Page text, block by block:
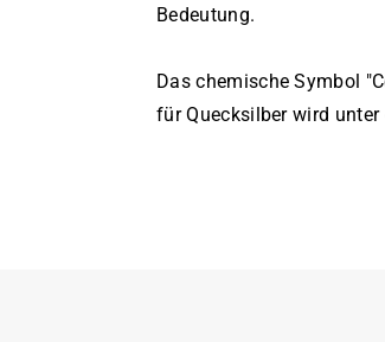
Bedeutung.
Das chemische Symbol
für Quecksilber wird